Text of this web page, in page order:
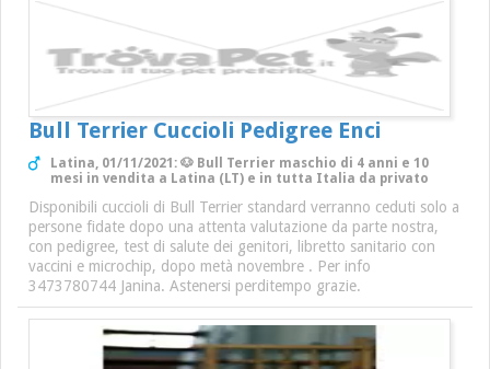
Bull Terrier Cuccioli Pedigree Enci
Latina, 01/11/2021: 🐶 Bull Terrier maschio di 4 anni e 10
mesi in vendita a Latina (LT) e in tutta Italia da privato
Disponibili cuccioli di Bull Terrier standard verranno ceduti solo a
persone fidate dopo una attenta valutazione da parte nostra,
con pedigree, test di salute dei genitori, libretto sanitario con
vaccini e microchip, dopo metà novembre . Per info
3473780744 Janina. Astenersi perditempo grazie.